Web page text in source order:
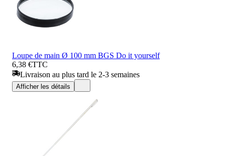
Loupe de main Ø 100 mm BGS Do it yourself
6,38 €TTC
Livraison au plus tard le 2-3 semaines
Afficher les détails